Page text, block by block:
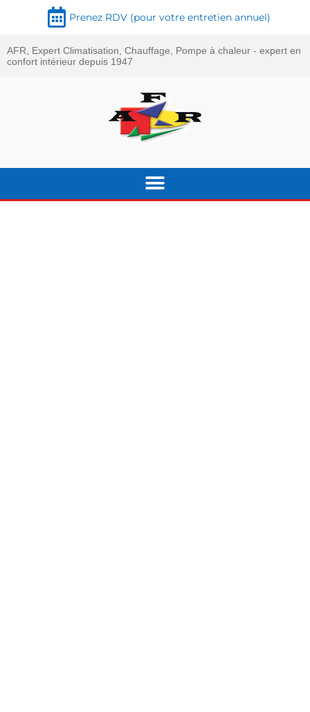
Prenez RDV (pour votre entretien annuel)
AFR, Expert Climatisation, Chauffage, Pompe à chaleur - expert en
confort intérieur depuis 1947